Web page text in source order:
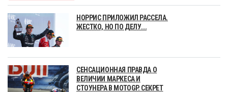
НОРРИС ПРИЛОЖИЛ РАССЕЛА.
ЖЕСТКО, НО ПО ДЕЛУ...
СЕНСАЦИОННАЯ ПРАВДА О
ВЕЛИЧИИ МАРКЕСА И
СТОУНЕРА В MOTOGP. СЕКРЕТ